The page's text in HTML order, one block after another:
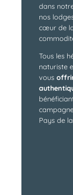
dans
nos
cœur de
Tous les
naturiste
vous
Pays de